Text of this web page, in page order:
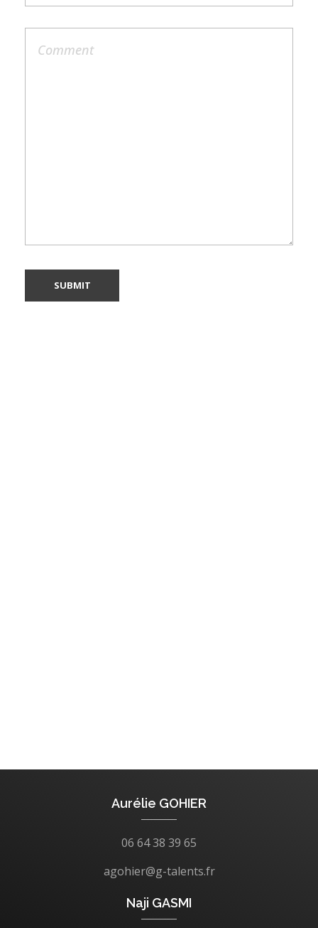
Aurélie GOHIER
06 64 38 39 65
agohier@g-talents.fr
Naji GASMI